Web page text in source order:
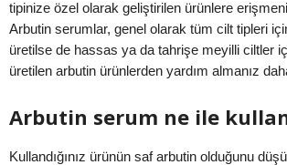
tipinize özel olarak geliştirilen ürünlere
Arbutin serumlar, genel olarak tüm cilt tipleri
üretilse de hassas ya da tahrişe meyilli ciltler
üretilen arbutin ürünlerden yardım almanız
Arbutin serum ne ile
Kullandığınız ürünün saf arbutin olduğunu